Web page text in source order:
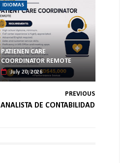
IDIOMAS
PATIENEN CARE
COORDINATOR REMOTE
July 20, 2026
PREVIOUS
ANALISTA DE CONTABILIDAD